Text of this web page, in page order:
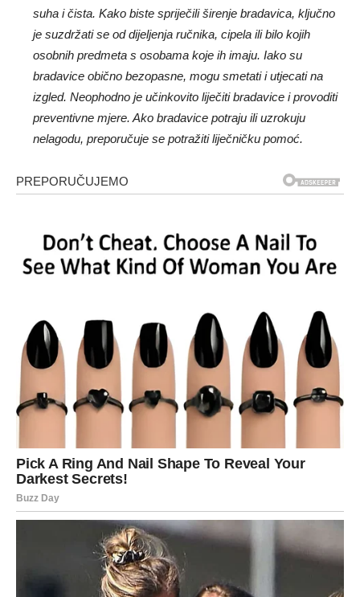
suha i čista. Kako biste spriječili širenje bradavica, ključno
je suzdržati se od dijeljenja ručnika, cipela ili bilo kojih
osobnih predmeta s osobama koje ih imaju. Iako su
bradavice obično bezopasne, mogu smetati i utjecati na
izgled. Neophodno je učinkovito liječiti bradavice i provoditi
preventivne mjere. Ako bradavice potraju ili uzrokuju
nelagodu, preporučuje se potražiti liječničku pomoć.